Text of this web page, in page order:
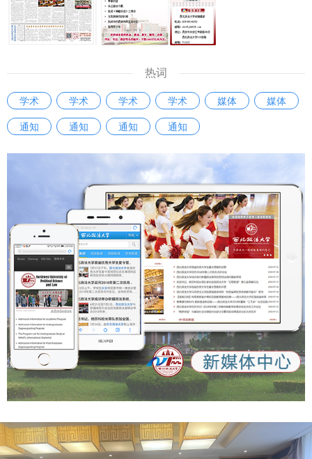
知以及留基委专栏
（https://www.csc.edu.cn/chuguo/s/3780），与国际处联
1）并将签章后扫描版发送至国际处电子邮箱。 2. 2025年9月
10日前，申报学院完成《国别和区域研究人才支持计划申请
书》（附件2），电子版发送至国际处电子邮箱，纸质版经学
院负责人签字盖章后，连同申报本计划相关支撑材料提交至国
留基委申请受理单位项目管理权限。 4. 2025年9月30日前，
组织专家评审，评审通过的项目予以校内公示，如无异议，提
交学校审定。 5. 2025年10月1日至15日，申报学院完成网上
注册及材料上传工作。 6. 2025年10月20日前，国际处作为受
理单位审核并提交推荐材料至留基委。 7. 2025年12月底前，
留基委组织专家对申报项目进行评审，公布获批项目。 六、
联系方式 联系人：王梦琳 联系电话：18729903005 电子邮
箱：oiec_nwupl@163.com 办公地点：长安校区校务楼B座
417室 附件1：西北政法大学国家公派留学项目制申报表.doc
附件2：国别和区域研究人才支持计划申请
书.doc 国际交流与合作处 2025年7月23日
热词
学术 学术 学术 学术 媒体
媒体
通知
通知 通知 通知